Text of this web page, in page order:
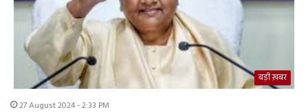
बड़ी ख़बर
27 August 2024 - 2:33 PM